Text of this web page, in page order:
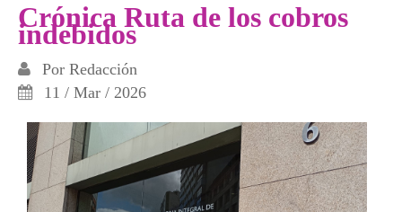
Crónica Ruta de los cobros
indebidos
Por Redacción
11 / Mar / 2026